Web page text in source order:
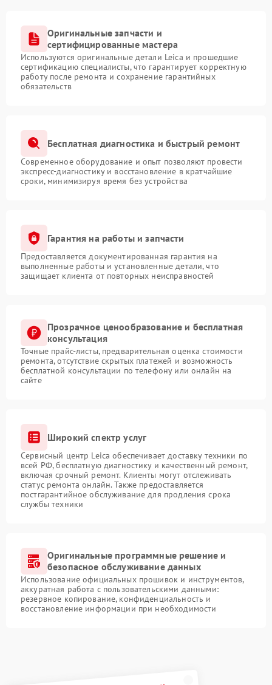
Оригинальные запчасти и
сертифицированные мастера
Используются оригинальные детали Leica и прошедшие
сертификацию специалисты, что гарантирует корректную
работу после ремонта и сохранение гарантийных
обязательств
Бесплатная диагностика и быстрый ремонт
Современное оборудование и опыт позволяют провести
экспресс-диагностику и восстановление в кратчайшие
сроки, минимизируя время без устройства
Гарантия на работы и запчасти
Предоставляется документированная гарантия на
выполненные работы и установленные детали, что
защищает клиента от повторных неисправностей
Прозрачное ценообразование и бесплатная
консультация
Точные прайс-листы, предварительная оценка стоимости
ремонта, отсутствие скрытых платежей и возможность
бесплатной консультации по телефону или онлайн на
сайте
Широкий спектр услуг
Сервисный центр Leica обеспечивает доставку техники по
всей РФ, бесплатную диагностику и качественный ремонт,
включая срочный ремонт. Клиенты могут отслеживать
статус ремонта онлайн. Также предоставляется
постгарантийное обслуживание для продления срока
службы техники
Оригинальные программные решение и
безопасное обслуживание данных
Использование официальных прошивок и инструментов,
аккуратная работа с пользовательскими данными:
резервное копирование, конфиденциальность и
восстановление информации при необходимости